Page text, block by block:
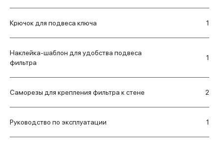
Крючок для подвеса ключа 1
Наклейка-шаблон для удобства подвеса
фильтра
1
Саморезы для крепления фильтра к стене 2
Руководство по эксплуатации 1